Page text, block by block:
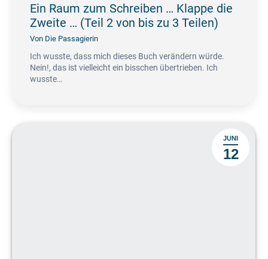
Ein Raum zum Schreiben … Klappe die
Zweite … (Teil 2 von bis zu 3 Teilen)
Von Die Passagierin
Ich wusste, dass mich dieses Buch verändern würde.
Nein!, das ist vielleicht ein bisschen übertrieben. Ich
wusste…
JUNI
12